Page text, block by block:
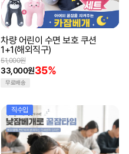
차량 어린이 수면 보호 쿠션
1+1(해외직구)
33,000원35%
51,000원
무료배송
직수입